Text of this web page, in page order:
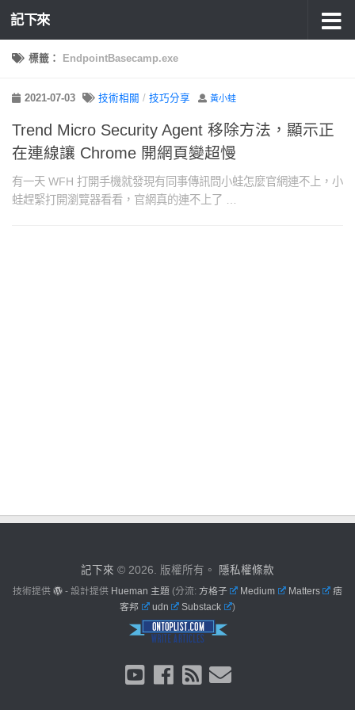
記下來
標籤： EndpointBasecamp.exe
2021-07-03 技術相關 / 技巧分享 黃小蛙
Trend Micro Security Agent 移除方法，顯示正
在連線讓 Chrome 開網頁變超慢
有一天 WFH 打開手機就發現有同事傳訊問小蛙怎麼官網連不上，小
蛙趕緊打開瀏覽器看看，官網真的連不上了 …
記下來 © 2026. 版權所有。 隱私權條款
技術提供 - 設計提供 Hueman 主題 (分流: 方格子 Medium Matters
痞
客邦
udn Substack )